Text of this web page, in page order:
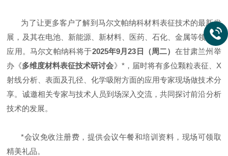
为了让更多客户了解到马尔文帕纳科材料表征技术的最新发
展，及其在电池、新能源、新材料、医药、石化、金属等领域的
应用。马尔文帕纳科将于2025年9月23日（周二） 在甘肃兰州举
办《多维度材料表征技术研讨会》*，届时将有多位颗粒表征、 X
射线分析、表面及孔径、化学吸附方面的应用专家现场做技术分
享。诚邀相关专家与技术人员到场深入交流，共同探讨前沿分析
技术的发展。
*会议免收注册费，提供会议午餐和培训资料，现场可领取
精美礼品。